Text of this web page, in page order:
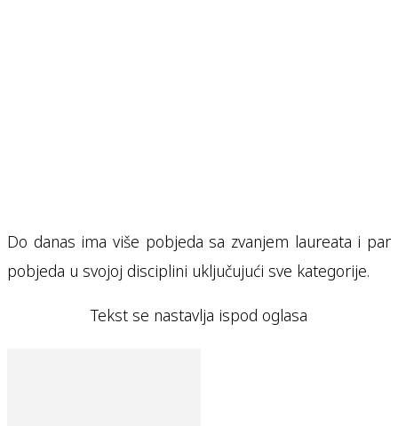
Do danas ima više pobjeda sa zvanjem laureata i par
pobjeda u svojoj disciplini uključujući sve kategorije.
Tekst se nastavlja ispod oglasa